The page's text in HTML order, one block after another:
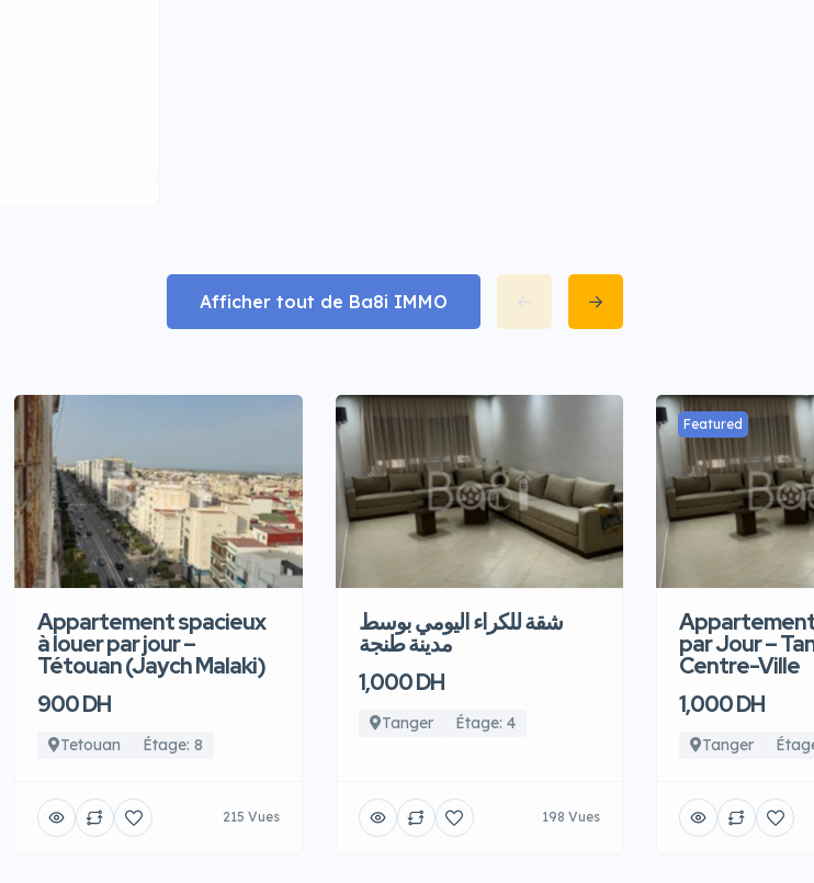
Afficher tout de Ba8i IMMO
Appartement spacieux
à louer par jour –
Tétouan (Jaych Malaki)
900 DH
Tetouan Étage: 8
215 Vues
شقة للكراء اليومي بوسط
مدينة طنجة
1,000 DH
Tanger Étage: 4
198 Vues
Featured
par Jour –
Centre-Ville
1,000 DH
Tanger